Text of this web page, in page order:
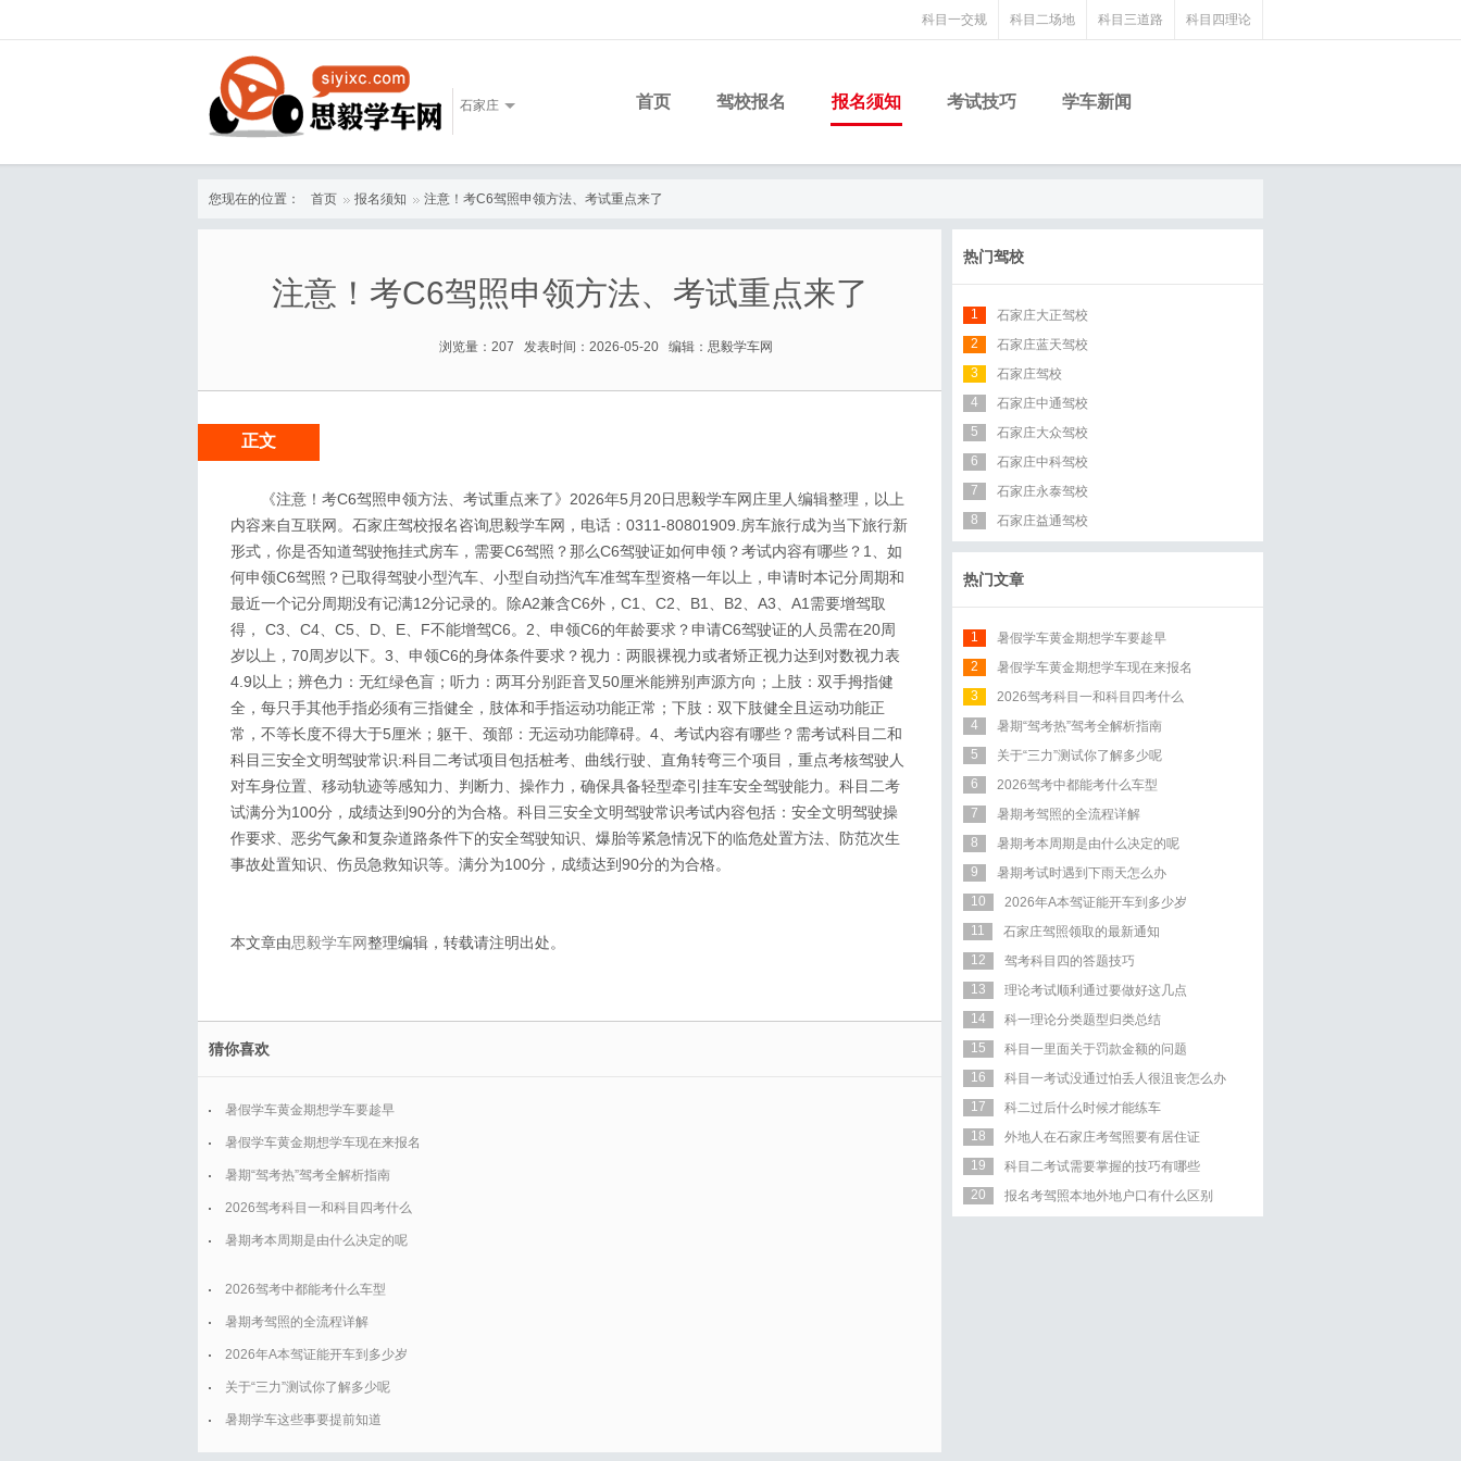
科目一交规 科目二场地 科目三道路 科目四理论
石家庄 首页 驾校报名 报名须知 考试技巧 学车新闻
您现在的位置： 首页 报名须知 注意！考C6驾照申领方法、考试重点来了
注意！考C6驾照申领方法、考试重点来了
浏览量：207 发表时间：2026-05-20 编辑：思毅学车网
正文
《注意！考C6驾照申领方法、考试重点来了》2026年5月20日思毅学车网庄里人编辑整理，以上
内容来自互联网。石家庄驾校报名咨询思毅学车网，电话：0311-80801909.房车旅行成为当下旅行新
形式，你是否知道驾驶拖挂式房车，需要C6驾照？那么C6驾驶证如何申领？考试内容有哪些？1、如
何申领C6驾照？已取得驾驶小型汽车、小型自动挡汽车准驾车型资格一年以上，申请时本记分周期和
最近一个记分周期没有记满12分记录的。除A2兼含C6外，C1、C2、B1、B2、A3、A1需要增驾取
得， C3、C4、C5、D、E、F不能增驾C6。2、申领C6的年龄要求？申请C6驾驶证的人员需在20周
岁以上，70周岁以下。3、申领C6的身体条件要求？视力：两眼裸视力或者矫正视力达到对数视力表
4.9以上；辨色力：无红绿色盲；听力：两耳分别距音叉50厘米能辨别声源方向；上肢：双手拇指健
全，每只手其他手指必须有三指健全，肢体和手指运动功能正常；下肢：双下肢健全且运动功能正
常，不等长度不得大于5厘米；躯干、颈部：无运动功能障碍。4、考试内容有哪些？需考试科目二和
科目三安全文明驾驶常识:科目二考试项目包括桩考、曲线行驶、直角转弯三个项目，重点考核驾驶人
对车身位置、移动轨迹等感知力、判断力、操作力，确保具备轻型牵引挂车安全驾驶能力。科目二考
试满分为100分，成绩达到90分的为合格。科目三安全文明驾驶常识考试内容包括：安全文明驾驶操
作要求、恶劣气象和复杂道路条件下的安全驾驶知识、爆胎等紧急情况下的临危处置方法、防范次生
事故处置知识、伤员急救知识等。满分为100分，成绩达到90分的为合格。
本文章由思毅学车网整理编辑，转载请注明出处。
猜你喜欢
暑假学车黄金期想学车要趁早
暑假学车黄金期想学车现在来报名
暑期“驾考热”驾考全解析指南
2026驾考科目一和科目四考什么
暑期考本周期是由什么决定的呢
2026驾考中都能考什么车型
暑期考驾照的全流程详解
2026年A本驾证能开车到多少岁
关于“三力”测试你了解多少呢
暑期学车这些事要提前知道
热门驾校
1
石家庄大正驾校
2
石家庄蓝天驾校
3
石家庄驾校
4
石家庄中通驾校
5
石家庄大众驾校
6
石家庄中科驾校
7
石家庄永泰驾校
8
石家庄益通驾校
热门文章
1
暑假学车黄金期想学车要趁早
2
暑假学车黄金期想学车现在来报名
3
2026驾考科目一和科目四考什么
4
暑期“驾考热”驾考全解析指南
5
关于“三力”测试你了解多少呢
6
2026驾考中都能考什么车型
7
暑期考驾照的全流程详解
8
暑期考本周期是由什么决定的呢
9
暑期考试时遇到下雨天怎么办
10
2026年A本驾证能开车到多少岁
11
石家庄驾照领取的最新通知
12
驾考科目四的答题技巧
13
理论考试顺利通过要做好这几点
14
科一理论分类题型归类总结
15
科目一里面关于罚款金额的问题
16
科目一考试没通过怕丢人很沮丧怎么办
17
科二过后什么时候才能练车
18
外地人在石家庄考驾照要有居住证
19
科目二考试需要掌握的技巧有哪些
20
报名考驾照本地外地户口有什么区别